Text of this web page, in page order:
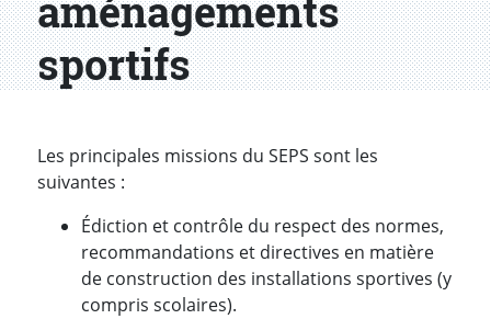
aménagements
sportifs
Les principales missions du SEPS sont les
suivantes :
Édiction et contrôle du respect des normes,
recommandations et directives en matière
de construction des installations sportives (y
compris scolaires).